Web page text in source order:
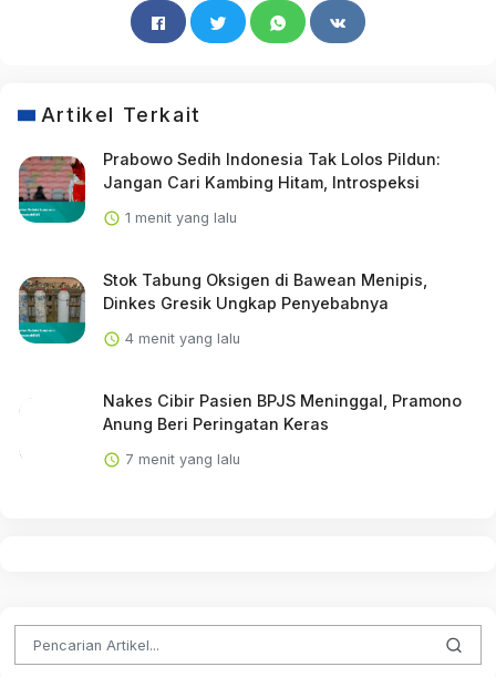
Artikel Terkait
Prabowo Sedih Indonesia Tak Lolos Pildun:
Jangan Cari Kambing Hitam, Introspeksi
1 menit yang lalu
Stok Tabung Oksigen di Bawean Menipis,
Dinkes Gresik Ungkap Penyebabnya
4 menit yang lalu
Nakes Cibir Pasien BPJS Meninggal, Pramono
Anung Beri Peringatan Keras
7 menit yang lalu